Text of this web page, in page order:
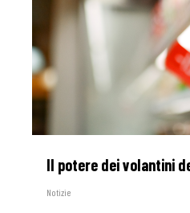
Il potere dei volantini
Notizie